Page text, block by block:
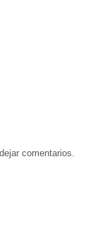
comentarios.